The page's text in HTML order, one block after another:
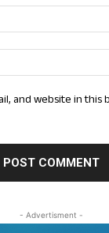
and website in
- Advertisment -